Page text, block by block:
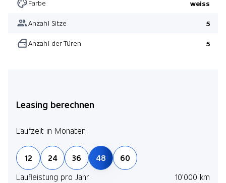
Farbe weiss
Anzahl Sitze 5
Anzahl der Türen 5
Leasing berechnen
Laufzeit in Monaten
12 24 36 48
60
Laufleistung pro Jahr
10'000 km